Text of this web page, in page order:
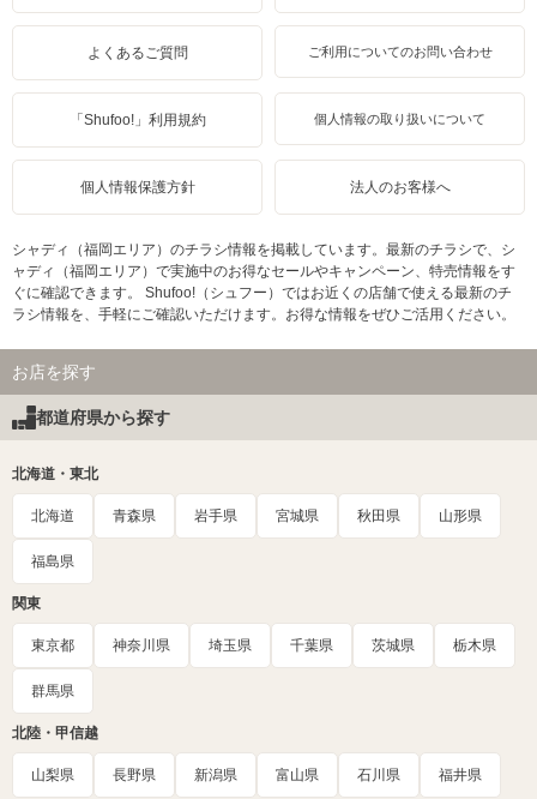
よくあるご質問 ご利用についてのお問い合わせ
「Shufoo!」利用規約 個人情報の取り扱いについて
個人情報保護方針 法人のお客様へ
シャディ（福岡エリア）のチラシ情報を掲載しています。最新のチラシで、シ
ャディ（福岡エリア）で実施中のお得なセールやキャンペーン、特売情報をす
ぐに確認できます。 Shufoo!（シュフー）ではお近くの店舗で使える最新のチ
ラシ情報を、手軽にご確認いただけます。お得な情報をぜひご活用ください。
お店を探す
都道府県から探す
北海道・東北
北海道 青森県 岩手県 宮城県 秋田県 山形県
福島県
関東
東京都 神奈川県 埼玉県 千葉県 茨城県 栃木県
群馬県
北陸・甲信越
山梨県 長野県 新潟県 富山県 石川県 福井県